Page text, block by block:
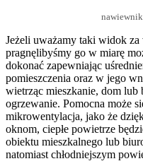
Jeżeli uważamy taki widok za
pragnęlibyśmy go w miarę
dokonać zapewniając
pomieszczenia oraz w jego
wietrząc mieszkanie, dom
ogrzewanie. Pomocna może
mikrowentylacja, jako że
oknom, ciepłe powietrze
obiektu mieszkalnego lub
natomiast chłodniejszym